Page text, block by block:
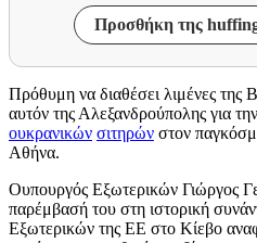
Προσθήκη της
Πρόθυμη να διαθέσει λιμένες της
αυτόν της Αλεξανδρούπολης για
ουκρανικών σιτηρών στον
Αθήνα.
Ουπουργός Εξωτερικών Γιώργος
παρέμβασή του στη ιστορική
Εξωτερικών της ΕΕ στο Κίεβο